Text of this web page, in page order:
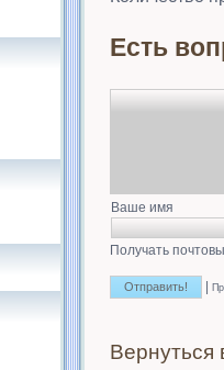
Есть
Ваше имя
Получать
|
Вернуться